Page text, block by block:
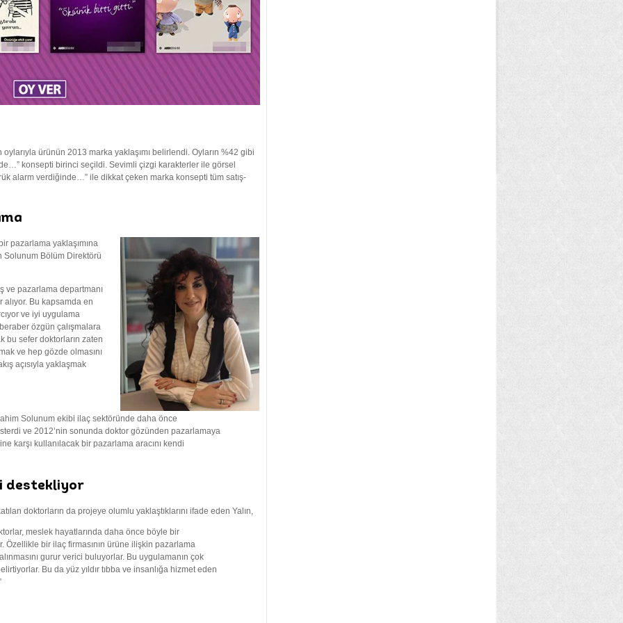
ürünün 2013 marka yaklaşımı belirlendi. Oyların %42 gibi
konsepti birinci seçildi. Sevimli çizgi karakterler ile görsel
alarm verdiğinde…” ile dikkat çeken marka konsepti tüm satış-
pazarlama yaklaşımına
Solunum Bölüm Direktörü
ve pazarlama departmanı
Bu kapsamda en
ve iyi uygulama
özgün çalışmalara
bu sefer doktorların zaten
ve hep gözde olmasını
açısıyla yaklaşmak
Solunum ekibi ilaç sektöründe daha önce
ve 2012’nin sonunda doktor gözünden pazarlamaya
karşı kullanılacak bir pazarlama aracını kendi
destekliyor
doktorların da projeye olumlu yaklaştıklarını ifade eden Yalın,
meslek hayatlarında daha önce böyle bir
Özellikle bir ilaç firmasının ürüne ilişkin pazarlama
gurur verici buluyorlar. Bu uygulamanın çok
Bu da yüz yıldır tıbba ve insanlığa hizmet eden